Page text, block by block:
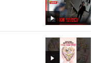
영
상